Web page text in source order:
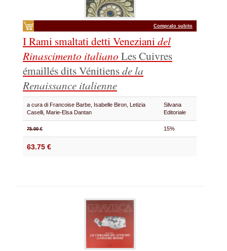
Compralo subito
I Rami smaltati detti Venezianidel
Rinascimento italiano Les Cuivres
émaillés dits Vénitiensde la
Renaissance italienne
a cura di Francoise Barbe, Isabelle Biron, Letizia
Caselli, Marie-Elsa Dantan
Silvana
Editoriale
75.00 € 15%
63.75 €